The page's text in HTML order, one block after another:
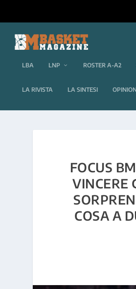
LBA LNP ROSTER A-A2
LA RIVISTA LA SINTESI
FOCUS
VINCERE
COSA A